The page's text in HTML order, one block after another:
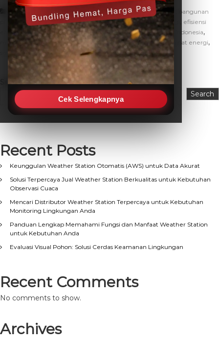
Cek Selengkapnya
Artikel Apa itu Building Automation System
bangunan
BAS, bas untuk gedung modern, BMS , efisiensi energi
efisiensi
energi gedung , green building automation ,green building Indonesia,
manfaat bas pencahayaan cerdas gedung, sistem HVAC hemat energi,
smart building
Search
Search
Recent Posts
Keunggulan Weather Station Otomatis (AWS) untuk Data Akurat
Solusi Terpercaya Jual Weather Station Berkualitas untuk Kebutuhan
Observasi Cuaca
Mencari Distributor Weather Station Terpercaya untuk Kebutuhan
Monitoring Lingkungan Anda
Panduan Lengkap Memahami Fungsi dan Manfaat Weather Station
untuk Kebutuhan Anda
Evaluasi Visual Pohon: Solusi Cerdas Keamanan Lingkungan
Recent Comments
No comments to show.
Archives